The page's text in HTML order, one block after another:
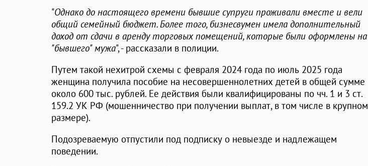
"Однако до настоящего времени бывшие супруги проживали вместе и вели
общий семейный бюджет. Более того, бизнесвумен имела дополнительный
доход от сдачи в аренду торговых помещений, которые были оформлены на
"бывшего" мужа", - рассказали в полиции.
Путем такой нехитрой схемы с февраля 2024 года по июль 2025 года
женщина получила пособие на несовершеннолетних детей в общей сумме
около 600 тыс. рублей. Ее действия были квалифицированы по чч. 1 и 3 ст.
159.2 УК РФ (мошенничество при получении выплат, в том числе в крупном
размере).
Подозреваемую отпустили под подписку о невыезде и надлежащем
поведении.